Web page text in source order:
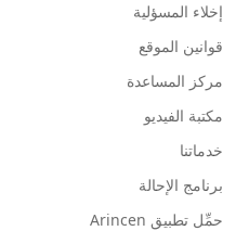
إخلاء المسؤلية
قوانين الموقع
مركز المساعدة
مكتبة الفيديو
خدماتنا
برنامج الإحالة
حمِّل تطبيق Arincen